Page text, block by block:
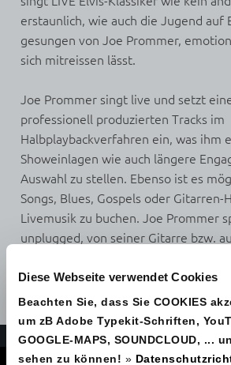
Diese Webseite verwendet Cookies
Beachten Sie, dass Sie COOKIES
um zB Adobe Typekit-Schriften,
GOOGLE-MAPS, SOUNDCLOUD, ...
sehen zu können! »
erstaunlich, wie auch die Jugend auf
gesungen von Joe Prommer,
sich mitreissen lässt.
Joe Prommer singt live und setzt
professionell produzierten Tracks im
Halbplaybackverfahren ein, was ihm
Showeinlagen wie auch längere
Auswahl zu stellen. Ebenso ist es
Songs, Blues, Gospels oder Gitarren-
Livemusik zu buchen. Joe Prommer
unplugged, von seiner Gitarre bzw.
Joe Prommer